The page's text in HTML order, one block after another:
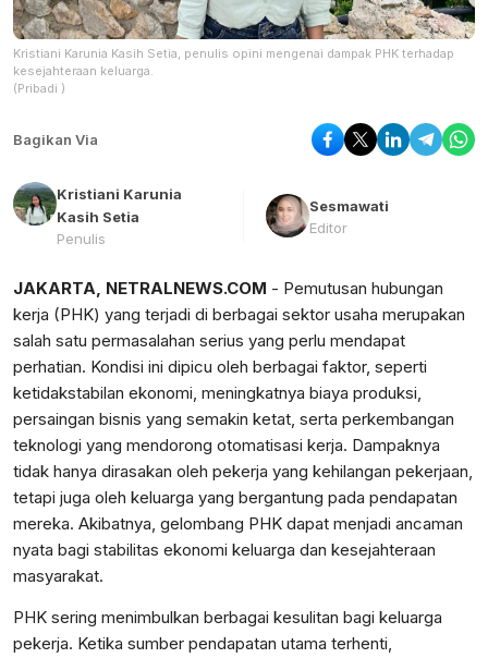
Kristiani Karunia Kasih Setia, penulis opini mengenai dampak PHK terhadap
kesejahteraan keluarga.
(Pribadi )
Bagikan Via
Kristiani Karunia
Kasih Setia
Penulis
Sesmawati
Editor
JAKARTA, NETRALNEWS.COM - Pemutusan hubungan
kerja (PHK) yang terjadi di berbagai sektor usaha merupakan
salah satu permasalahan serius yang perlu mendapat
perhatian. Kondisi ini dipicu oleh berbagai faktor, seperti
ketidakstabilan ekonomi, meningkatnya biaya produksi,
persaingan bisnis yang semakin ketat, serta perkembangan
teknologi yang mendorong otomatisasi kerja. Dampaknya
tidak hanya dirasakan oleh pekerja yang kehilangan pekerjaan,
tetapi juga oleh keluarga yang bergantung pada pendapatan
mereka. Akibatnya, gelombang PHK dapat menjadi ancaman
nyata bagi stabilitas ekonomi keluarga dan kesejahteraan
masyarakat.
PHK sering menimbulkan berbagai kesulitan bagi keluarga
pekerja. Ketika sumber pendapatan utama terhenti,